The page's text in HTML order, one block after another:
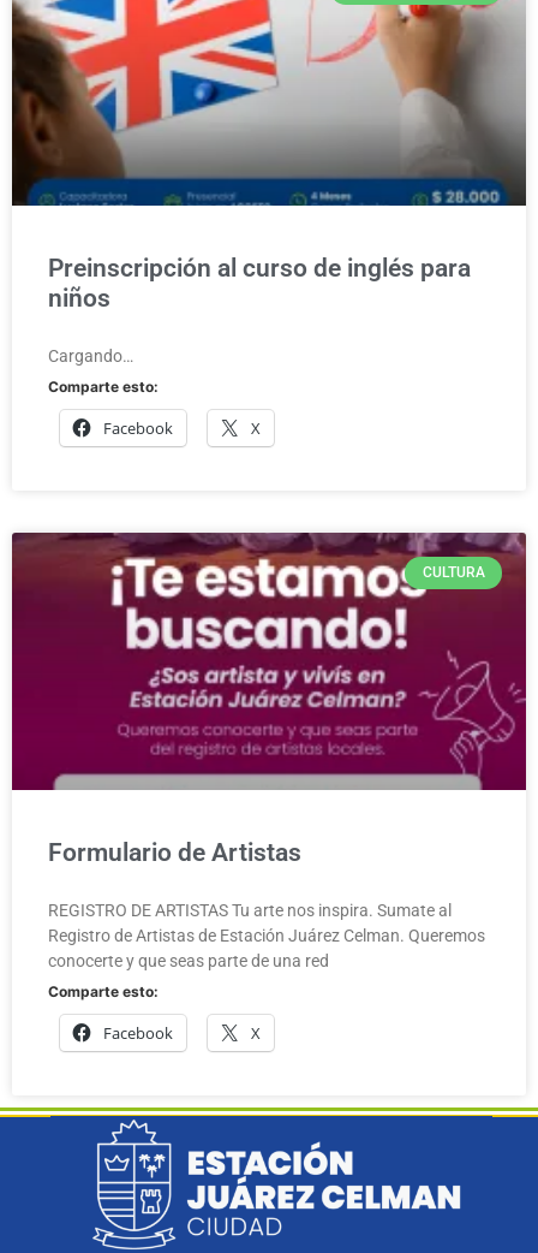
Preinscripción al curso de inglés para
niños
Cargando…
Comparte esto:
Facebook X
CULTURA
Formulario de Artistas
REGISTRO DE ARTISTAS Tu arte nos inspira. Sumate al
Registro de Artistas de Estación Juárez Celman. Queremos
conocerte y que seas parte de una red
Comparte esto:
Facebook X